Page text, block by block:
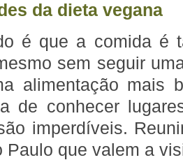
da dieta vegana
é que a comida é
sem seguir
alimentação mais
de conhecer
imperdíveis.
Paulo que valem a